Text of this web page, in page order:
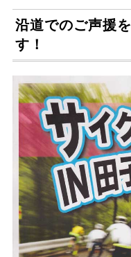
沿道でのご声援
す！